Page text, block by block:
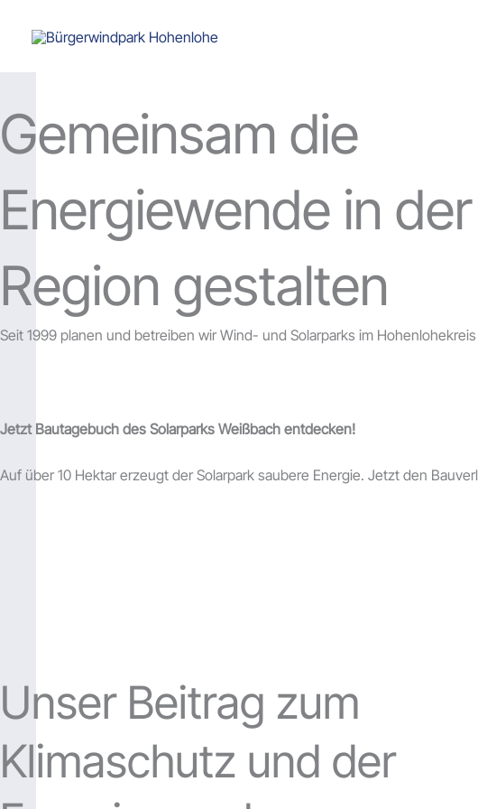
Inhalt
Gemeinsam die
Energiewende in der
Region gestalten
Seit 1999 planen und betreiben wir Wind- und Solarparks im
Jetzt Bautagebuch des Solarparks Weißbach entdecken!
Auf über 10 Hektar erzeugt der Solarpark saubere Energie. Jetzt den
Unser Beitrag zum
Klimaschutz und der